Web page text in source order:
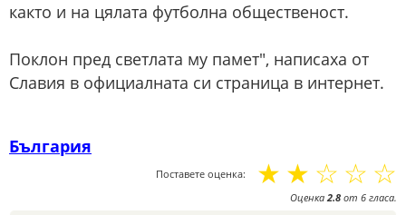
както и на цялата футболна общественост.
Поклон пред светлата му памет", написаха от
Славия в официалната си страница в интернет.
България
Поставете оценка: ☆
☆
☆
☆
☆
Оценка2.8 от 6 гласа.